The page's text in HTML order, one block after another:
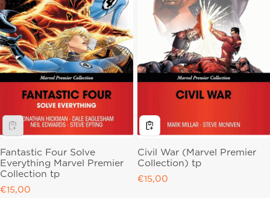
Fantastic Four Solve
Everything Marvel Premier
Collection tp
Regular price
€15,00
Civil War (Marvel Premier
Collection) tp
Regular price
€15,00